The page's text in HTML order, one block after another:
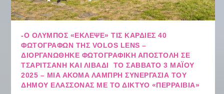
-Ο ΌΛΥΜΠΟΣ «ΈΚΛΕΨΕ» ΤΙΣ ΚΑΡΔΙΈΣ 40
ΦΩΤΟΓΡΆΦΩΝ ΤΗΣ VOLOS LENS –
ΔΙΟΡΓΑΝΏΘΗΚΕ ΦΩΤΟΓΡΑΦΙΚΉ ΑΠΟΣΤΟΛΉ ΣΕ
ΤΣΑΡΙΤΣΆΝΗ ΚΑΙ ΛΙΒΆΔΙ ΤΟ ΣΆΒΒΑΤΟ 3 ΜΑΪ́ΟΥ
2025 – ΜΙΑ ΑΚΌΜΑ ΛΑΜΠΡΉ ΣΥΝΕΡΓΑΣΊΑ ΤΟΥ
ΔΉΜΟΥ ΕΛΑΣΣΌΝΑΣ ΜΕ ΤΟ ΔΊΚΤΥΟ «ΠΕΡΡΑΙΒΊΑ»